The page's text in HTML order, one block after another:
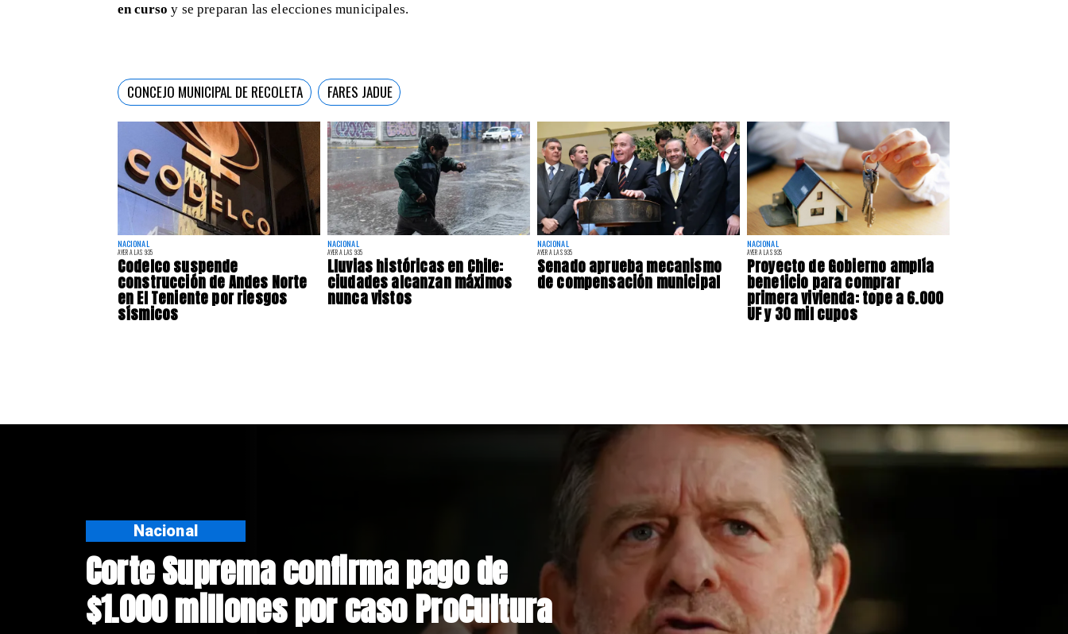
NACIONAL
AYER A LAS 9:35
Codelco suspende
construcción de Andes Norte
en El Teniente por riesgos
sísmicos
NACIONAL
AYER A LAS 9:35
Lluvias históricas en Chile:
ciudades alcanzan máximos
nunca vistos
NACIONAL
AYER A LAS 9:35
Senado aprueba mecanismo
de compensación municipal
NACIONAL
AYER A LAS 9:35
Proyecto de Gobierno amplía
beneficio para comprar
primera vivienda: tope a 6.000
UF y 30 mil cupos
en cursoy se preparan las elecciones municipales.
CONCEJO MUNICIPAL DE RECOLETA FARES JADUE
Codelco suspende construcción de
Andes Norte en El Teniente por
Nacional